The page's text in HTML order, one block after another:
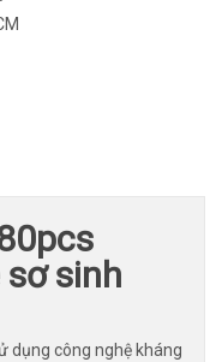
sinh
dụng công nghệ kháng